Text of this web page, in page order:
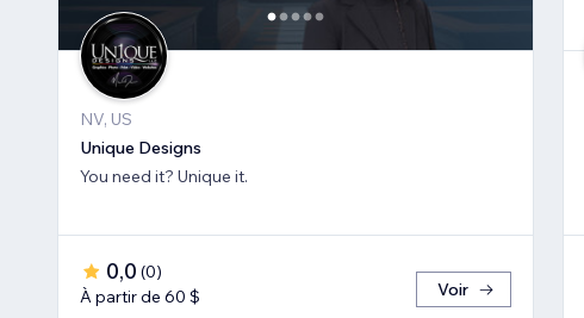
NV, US
Unique Designs
You need it? Unique it.
0,0 (0)
À partir de 60 $
Voir